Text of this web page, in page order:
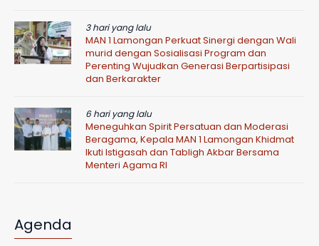
3 hari yang lalu
MAN 1 Lamongan Perkuat Sinergi dengan Wali
murid dengan Sosialisasi Program dan
Perenting Wujudkan Generasi Berpartisipasi
dan Berkarakter
6 hari yang lalu
Meneguhkan Spirit Persatuan dan Moderasi
Beragama, Kepala MAN 1 Lamongan Khidmat
Ikuti Istigasah dan Tabligh Akbar Bersama
Menteri Agama RI
Agenda